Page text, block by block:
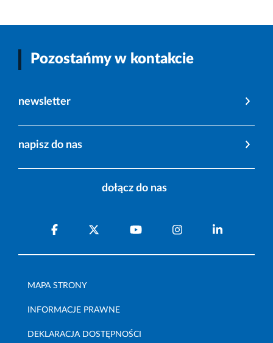
Pozostańmy w kontakcie
newsletter
napisz do nas
dołącz do nas
MAPA STRONY
INFORMACJE PRAWNE
DEKLARACJA DOSTĘPNOŚCI